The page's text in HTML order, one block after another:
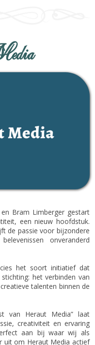
Bram Limberger gestart
een nieuw hoofdstuk.
de passie voor bijzondere
onveranderd
het soort initiatief dat
het verbinden van
talenten binnen de
van Heraut Media” laat
creativiteit en ervaring
aan bij waar wij als
uit om Heraut Media actief